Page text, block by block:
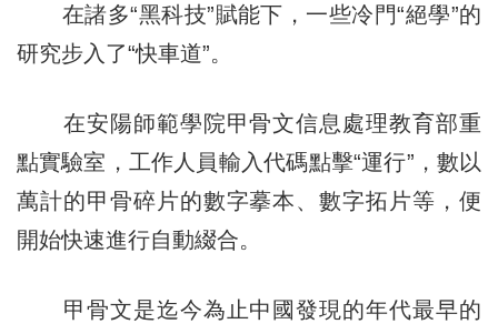
在諸多“黑科技”賦能下，一些冷門“絕學”的
研究步入了“快車道”。
在安陽師範學院甲骨文信息處理教育部重
點實驗室，工作人員輸入代碼點擊“運行”，數以
萬計的甲骨碎片的數字摹本、數字拓片等，便
開始快速進行自動綴合。
甲骨文是迄今為止中國發現的年代最早的